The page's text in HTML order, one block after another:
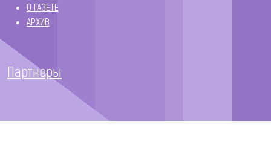
О ГАЗЕТЕ
АРХИВ
Партнеры